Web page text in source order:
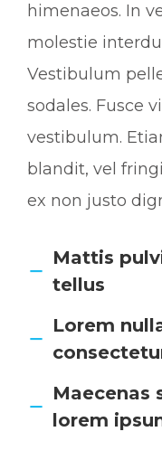
himenaeos. In
molestie
Vestibulum
sodales. Fusce
vestibulum.
blandit, vel
ex non justo
Mattis
tellus
Lorem
Maecenas
lorem